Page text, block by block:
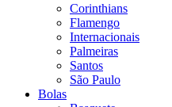
Corinthians
Flamengo
Internacionais
Palmeiras
Santos
São Paulo
Bolas